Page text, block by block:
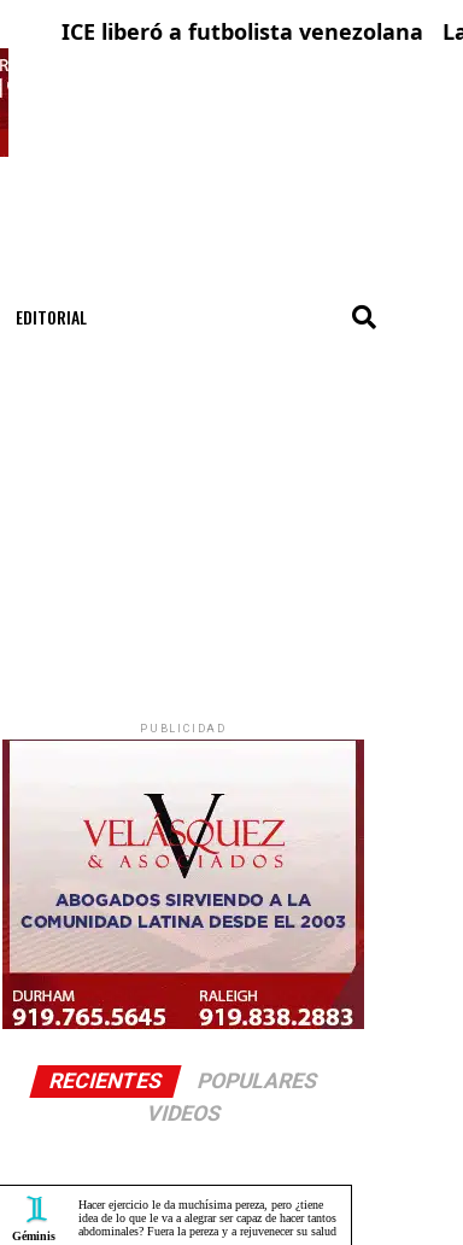
ICE liberó a futbolista venezolana con
La
EDITORIAL
PUBLICIDAD
RECIENTES
POPULARES
VIDEOS